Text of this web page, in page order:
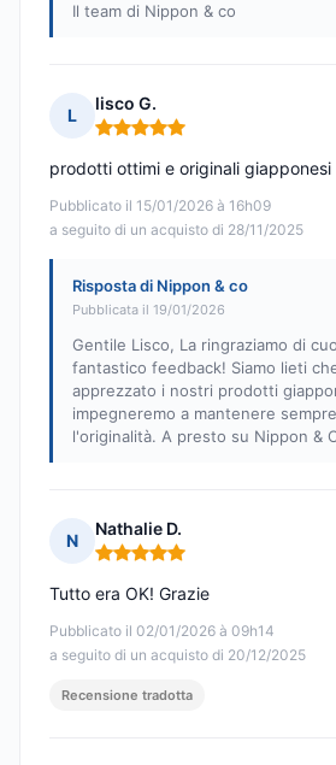
Il team di Nippon & co
L
lisco G.
Nota: 5 su 5
Pubblicato il 15/01/2026 à 16h09
a seguito di un acquisto di 28/11/2025
prodotti ottimi e originali giapponesi
Risposta di Nippon & co
Pubblicata il 19/01/2026
Gentile Lisco, La ringraziamo di
fantastico feedback! Siamo lieti
apprezzato i nostri prodotti
impegneremo a mantenere
l'originalità. A presto su Nippon &
N
Nathalie D.
Nota: 5 su 5
Pubblicato il 02/01/2026 à 09h14
a seguito di un acquisto di 20/12/2025
Tutto era OK! Grazie
Recensione tradotta